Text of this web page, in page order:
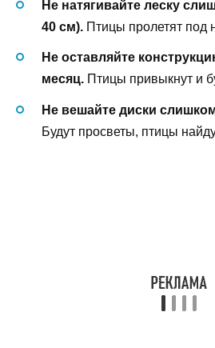
Не натягивайте леску
40 см). Птицы пролетят под
Не оставляйте
месяц. Птицы привыкнут и
Не вешайте диски
Будут просветы, птицы